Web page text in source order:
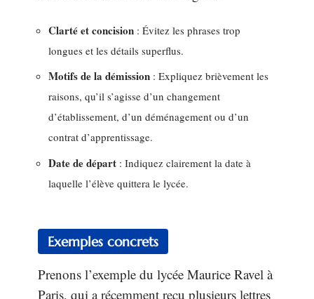
Clarté et concision : Évitez les phrases trop
longues et les détails superflus.
Motifs de la démission : Expliquez brièvement les
raisons, qu’il s’agisse d’un changement
d’établissement, d’un déménagement ou d’un
contrat d’apprentissage.
Date de départ : Indiquez clairement la date à
laquelle l’élève quittera le lycée.
Exemples concrets
Prenons l’exemple du lycée Maurice Ravel à
Paris, qui a récemment reçu plusieurs lettres